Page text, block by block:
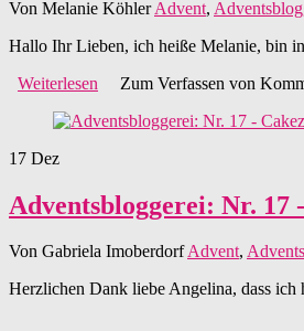
Von Melanie Köhler Advent,
Hallo Ihr Lieben, ich heiße Melanie, bin
Weiterlesen über Adventsbloggerei: Nr.
Zum Verfassen von
17 Dez
Adventsbloggerei: Nr. 17
Von Gabriela ImoberdorfAdvent,
Herzlichen Dank liebe Angelina, dass